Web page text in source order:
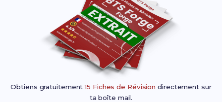
Obtiens gratuitement15 Fiches de Révision directement sur
ta boîte mail.